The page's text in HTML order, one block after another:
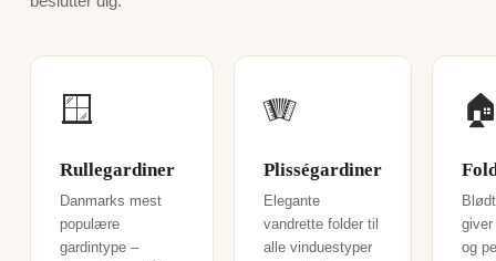
🪟
Rullegardiner
Danmarks mest
populære
gardintype –
🪗
Plisségardiner
Elegante
vandrette folder til
alle vinduestyper
og